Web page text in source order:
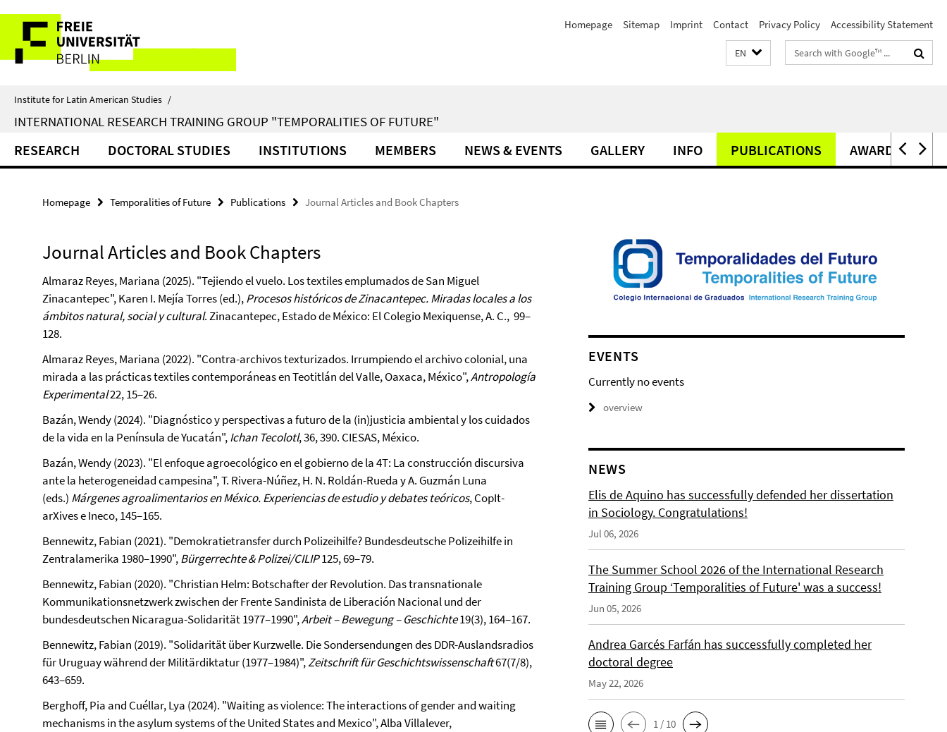
direkt
Inhalt
Service
Navigation
Homepage Sitemap Imprint Contact Privacy Policy Accessibility Statement
EN
Search
terms
Institute for Latin American Studies /
INTERNATIONAL RESEARCH TRAINING GROUP "TEMPORALITIES OF FUTURE"
RESEARCH DOCTORAL STUDIES INSTITUTIONS MEMBERS NEWS & EVENTS GALLERY INFO PUBLICATIONS AWARDS
Homepage Temporalities of Future Publications Journal Articles and Book Chapters
Journal Articles and Book Chapters
Almaraz Reyes, Mariana (2025). "Tejiendo el vuelo. Los textiles emplumados de San Miguel
Zinacantepec", Karen I. Mejía Torres (ed.),Procesos históricos de Zinacantepec. Miradas locales a los
ámbitos natural, social y cultural. Zinacantepec, Estado de México: El Colegio Mexiquense, A. C., 99–
128.
Almaraz Reyes, Mariana (2022). "Contra-archivos texturizados. Irrumpiendo el archivo colonial, una
mirada a las prácticas textiles contemporáneas en Teotitlán del Valle, Oaxaca, México",Antropología
Experimental22, 15–26.
Bazán, Wendy (2024). "Diagnóstico y perspectivas a futuro de la (in)justicia ambiental y los cuidados
de la vida en la Península de Yucatán",Ichan Tecolotl, 36, 390. CIESAS, México.
Bazán, Wendy (2023). "El enfoque agroecológico en el gobierno de la 4T: La construcción discursiva
ante la heterogeneidad campesina", T. Rivera-Núñez, H. N. Roldán-Rueda y A. Guzmán Luna
(eds.) Márgenes agroalimentarios en México. Experiencias de estudio y debates teóricos, CopIt-
arXives e Ineco, 145–165.
Bennewitz, Fabian (2021). "Demokratietransfer durch Polizeihilfe? Bundesdeutsche Polizeihilfe in
Zentralamerika 1980–1990",Bürgerrechte & Polizei/CILIP125, 69–79.
Bennewitz, Fabian (2020). "Christian Helm: Botschafter der Revolution. Das transnationale
Kommunikationsnetzwerk zwischen der Frente Sandinista de Liberación Nacional und der
bundesdeutschen Nicaragua-Solidarität 1977–1990",Arbeit – Bewegung – Geschichte19(3), 164–167.
Bennewitz, Fabian (2019). "Solidarität über Kurzwelle. Die Sondersendungen des DDR-Auslandsradios
für Uruguay während der Militärdiktatur (1977–1984)",Zeitschrift für Geschichtswissenschaft67(7/8),
643–659.
Berghoff, Pia and Cuéllar, Lya (2024). "Waiting as violence: The interactions of gender and waiting
mechanisms in the asylum systems of the United States and Mexico", Alba Villalever,
EVENTS
Currently no events
overview
NEWS
Elis de Aquino has successfully defended her dissertation
in Sociology. Congratulations!
Jul 06, 2026
The Summer School 2026 of the International Research
Training Group ‘Temporalities of Future' was a success!
Jun 05, 2026
Andrea Garcés Farfán has successfully completed her
doctoral degree
May 22, 2026
1 / 10